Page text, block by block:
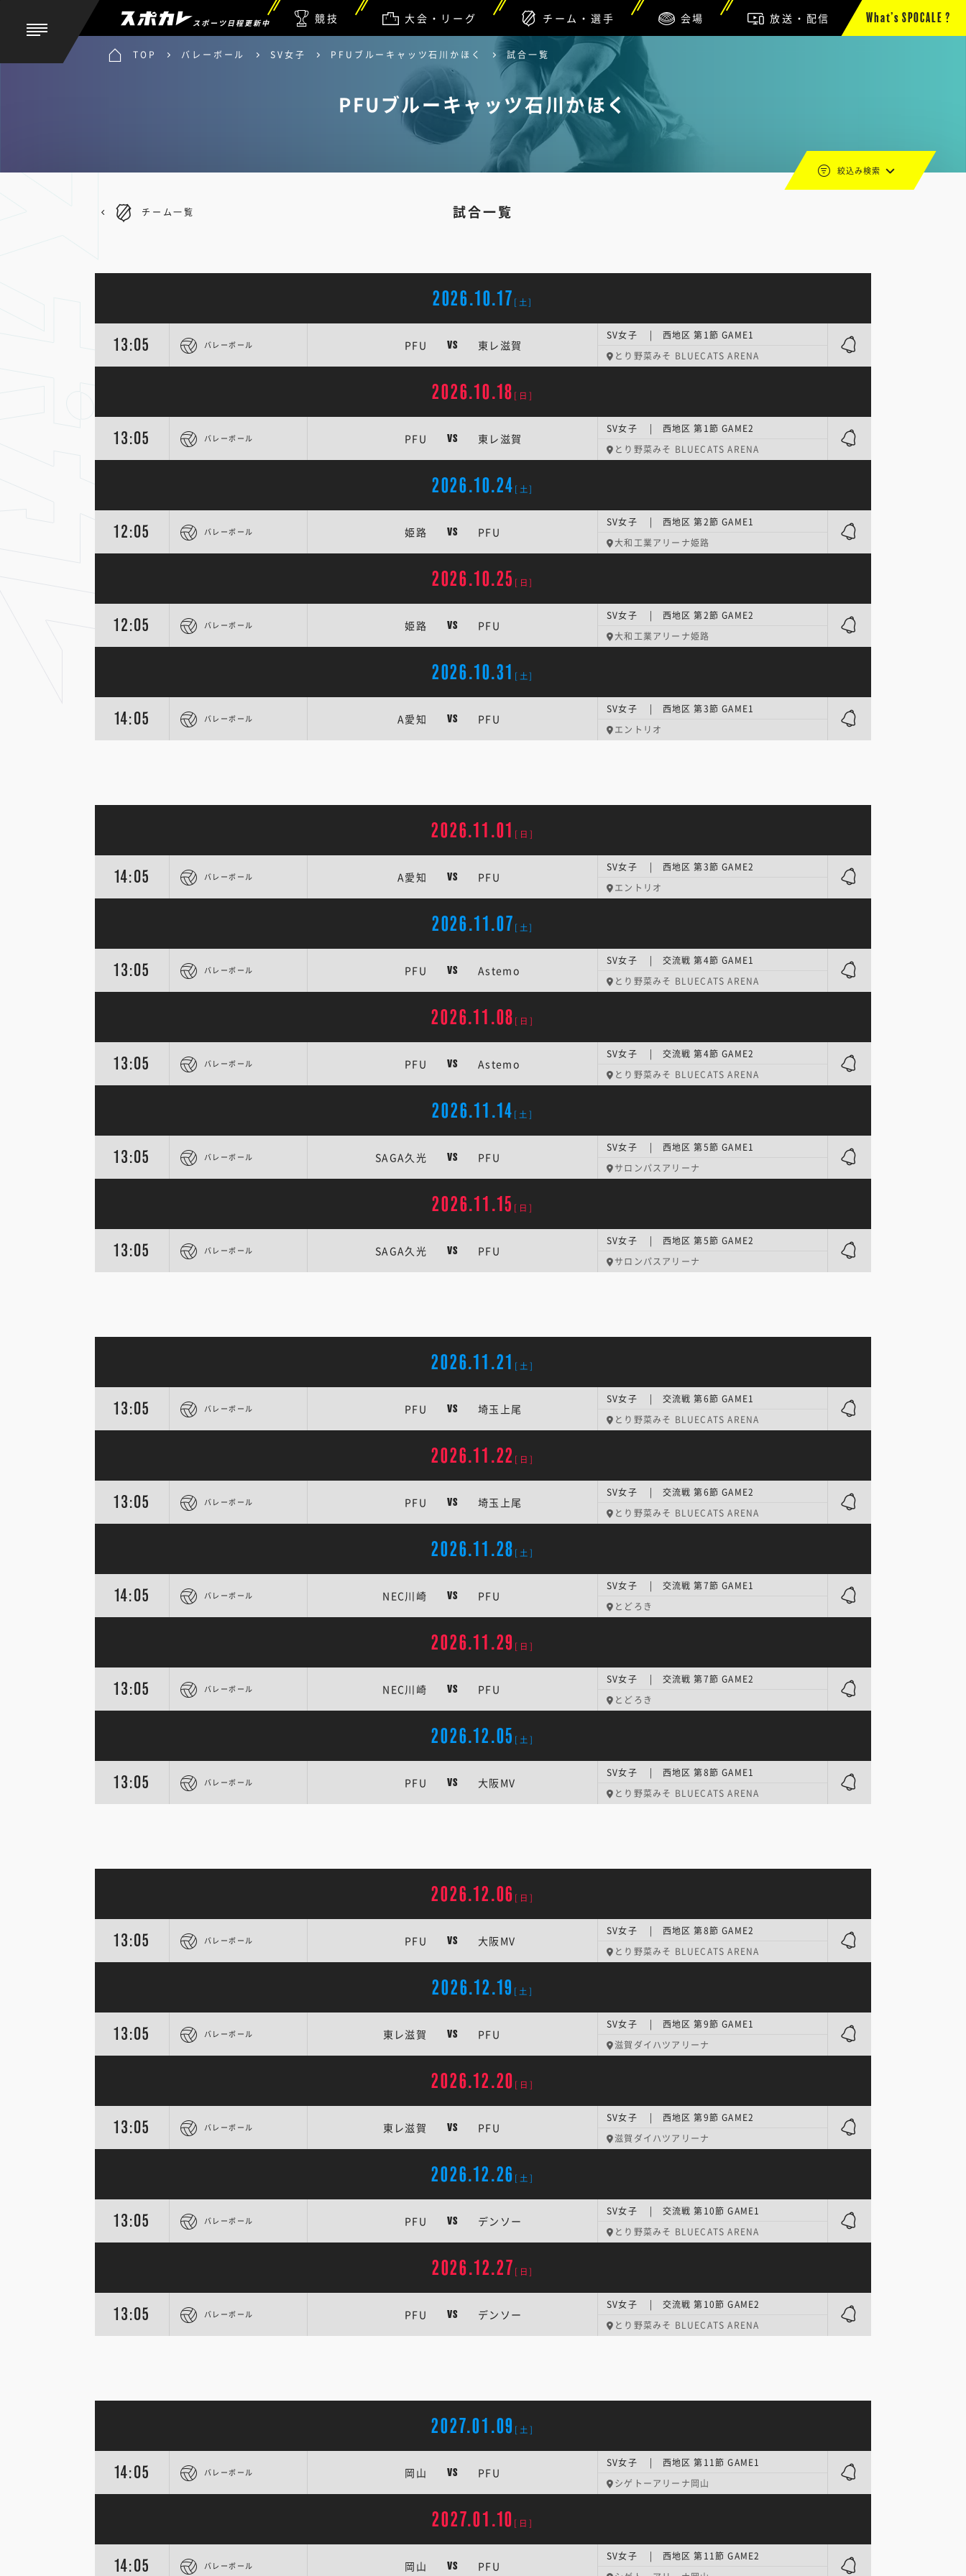
スポーツ日程更新中 競技 大会・リーグ チーム・選手 会場 放送・配信 What’s SPOCALE ?
TOP バレーボール SV女子 PFUブルーキャッツ石川かほく 試合一覧
PFUブルーキャッツ石川かほく
試合一覧
絞込み検索
チーム一覧
2026.10.17 [土]
13:05 バレーボール PFU VS 東レ滋賀
SV女子 | 西地区 第1節 GAME1
とり野菜みそ BLUECATS ARENA
2026.10.18 [日]
13:05 バレーボール PFU VS 東レ滋賀
SV女子 | 西地区 第1節 GAME2
とり野菜みそ BLUECATS ARENA
2026.10.24 [土]
12:05 バレーボール 姫路 VS PFU
SV女子 | 西地区 第2節 GAME1
大和工業アリーナ姫路
2026.10.25 [日]
12:05 バレーボール 姫路 VS PFU
SV女子 | 西地区 第2節 GAME2
大和工業アリーナ姫路
2026.10.31 [土]
14:05 バレーボール A愛知 VS PFU
SV女子 | 西地区 第3節 GAME1
エントリオ
2026.11.01 [日]
14:05 バレーボール A愛知 VS PFU
SV女子 | 西地区 第3節 GAME2
エントリオ
2026.11.07 [土]
13:05 バレーボール PFU VS Astemo
SV女子 | 交流戦 第4節 GAME1
とり野菜みそ BLUECATS ARENA
2026.11.08 [日]
13:05 バレーボール PFU VS Astemo
SV女子 | 交流戦 第4節 GAME2
とり野菜みそ BLUECATS ARENA
2026.11.14 [土]
13:05 バレーボール SAGA久光 VS PFU
SV女子 | 西地区 第5節 GAME1
サロンパスアリーナ
2026.11.15 [日]
13:05 バレーボール SAGA久光 VS PFU
SV女子 | 西地区 第5節 GAME2
サロンパスアリーナ
2026.11.21 [土]
13:05 バレーボール PFU VS 埼玉上尾
SV女子 | 交流戦 第6節 GAME1
とり野菜みそ BLUECATS ARENA
2026.11.22 [日]
13:05 バレーボール PFU VS 埼玉上尾
SV女子 | 交流戦 第6節 GAME2
とり野菜みそ BLUECATS ARENA
2026.11.28 [土]
14:05 バレーボール NEC川崎 VS PFU
SV女子 | 交流戦 第7節 GAME1
とどろき
2026.11.29 [日]
13:05 バレーボール NEC川崎 VS PFU
SV女子 | 交流戦 第7節 GAME2
とどろき
2026.12.05 [土]
13:05 バレーボール PFU VS 大阪MV
SV女子 | 西地区 第8節 GAME1
とり野菜みそ BLUECATS ARENA
2026.12.06 [日]
13:05 バレーボール PFU VS 大阪MV
SV女子 | 西地区 第8節 GAME2
とり野菜みそ BLUECATS ARENA
2026.12.19 [土]
13:05 バレーボール 東レ滋賀 VS PFU
SV女子 | 西地区 第9節 GAME1
滋賀ダイハツアリーナ
2026.12.20 [日]
13:05 バレーボール 東レ滋賀 VS PFU
SV女子 | 西地区 第9節 GAME2
滋賀ダイハツアリーナ
2026.12.26 [土]
13:05 バレーボール PFU VS デンソー
SV女子 | 交流戦 第10節 GAME1
とり野菜みそ BLUECATS ARENA
2026.12.27 [日]
13:05 バレーボール PFU VS デンソー
SV女子 | 交流戦 第10節 GAME2
とり野菜みそ BLUECATS ARENA
2027.01.09 [土]
14:05 バレーボール 岡山 VS PFU
SV女子 | 西地区 第11節 GAME1
シゲトーアリーナ岡山
2027.01.10 [日]
14:05 バレーボール 岡山 VS PFU
SV女子 | 西地区 第11節 GAME2